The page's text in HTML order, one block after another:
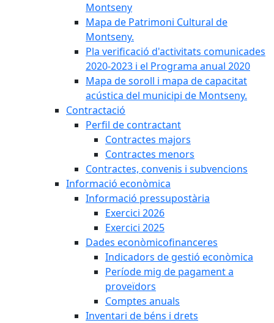
Montseny
Mapa de Patrimoni Cultural de
Montseny.
Pla verificació d'activitats comunicades
2020-2023 i el Programa anual 2020
Mapa de soroll i mapa de capacitat
acústica del municipi de Montseny.
Contractació
Perfil de contractant
Contractes majors
Contractes menors
Contractes, convenis i subvencions
Informació econòmica
Informació pressupostària
Exercici 2026
Exercici 2025
Dades econòmicofinanceres
Indicadors de gestió econòmica
Període mig de pagament a
proveïdors
Comptes anuals
Inventari de béns i drets